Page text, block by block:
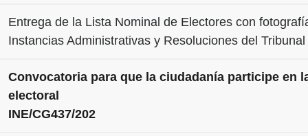
Entrega de la Lista Nominal de Electores con
Instancias Administrativas y Resoluciones del
Convocatoria para que la ciudadanía participe en
electoral
INE/CG437/202